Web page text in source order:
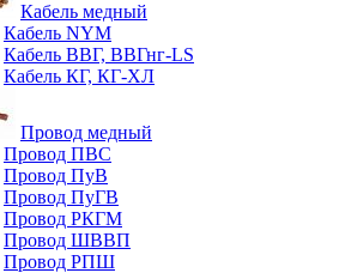
Кабель медный
Кабель NYM
Кабель ВВГ, ВВГнг-LS
Кабель КГ, КГ-ХЛ
Провод медный
Провод ПВС
Провод ПуВ
Провод ПуГВ
Провод РКГМ
Провод ШВВП
Провод РПШ